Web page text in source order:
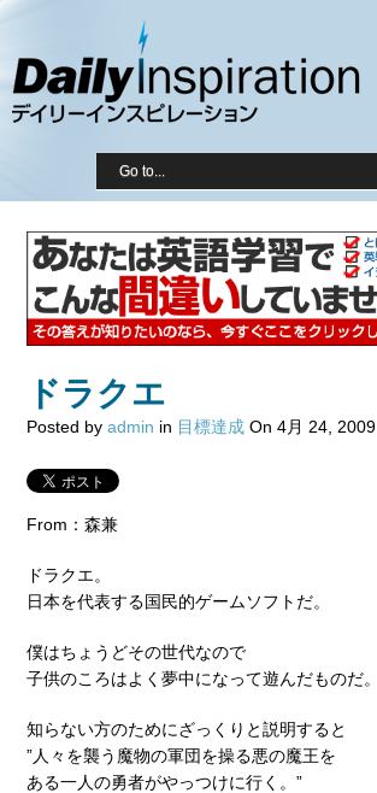
ドラクエ
Posted by admin in 目標達成 On 4月 24, 2009
From：森兼
ドラクエ。
日本を代表する国民的ゲームソフトだ。
僕はちょうどその世代なので
子供のころはよく夢中になって遊んだものだ。
知らない方のためにざっくりと説明すると
”人々を襲う魔物の軍団を操る悪の魔王を
ある一人の勇者がやっつけに行く。”